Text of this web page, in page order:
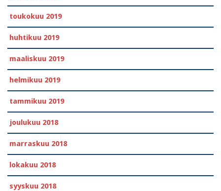
toukokuu 2019
huhtikuu 2019
maaliskuu 2019
helmikuu 2019
tammikuu 2019
joulukuu 2018
marraskuu 2018
lokakuu 2018
syyskuu 2018